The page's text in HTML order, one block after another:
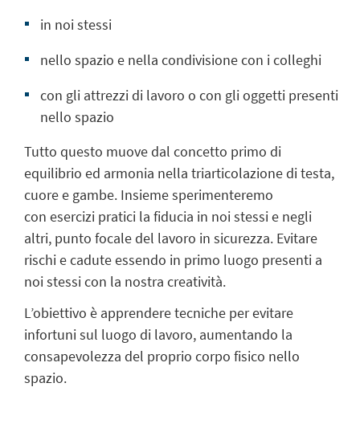
in noi stessi
nello spazio e nella condivisione con i colleghi
con gli attrezzi di lavoro o con gli oggetti presenti
nello spazio
Tutto questo muove dal concetto primo di
equilibrio ed armonia nella triarticolazione di testa,
cuore e gambe. Insieme sperimenteremo
con esercizi pratici la fiducia in noi stessi e negli
altri, punto focale del lavoro in sicurezza. Evitare
rischi e cadute essendo in primo luogo presenti a
noi stessi con la nostra creatività.
L’obiettivo è apprendere tecniche per evitare
infortuni sul luogo di lavoro, aumentando la
consapevolezza del proprio corpo fisico nello
spazio.